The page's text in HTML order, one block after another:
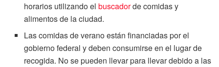
horarios utilizando elbuscadorde comidas y
alimentos de la ciudad.
Las comidas de verano están financiadas por el
gobierno federal y deben consumirse en el lugar de
recogida. No se pueden llevar para llevar debido a las